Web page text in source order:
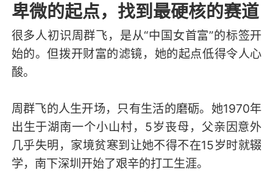
卑微的起点，找到最硬核的赛道
很多人初识周群飞，是从“中国女首富”的标签开
始的。但拨开财富的滤镜，她的起点低得令人心
酸。
周群飞的人生开场，只有生活的磨砺。她1970年
出生于湖南一个小山村，5岁丧母，父亲因意外
几乎失明，家境贫寒到让她不得不在15岁时就辍
学，南下深圳开始了艰辛的打工生涯。